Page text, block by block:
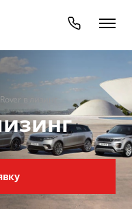
в лизинг